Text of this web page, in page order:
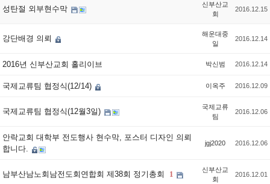
성탄절 외부현수막
신부산교
회
2016.12.15
강단배경 의뢰
해운대중
일
2016.12.14
2016년 신부산교회 홀리이브 박신범 2016.12.14
국제교류팀 협정식(12/14) 이옥주 2016.12.09
국제교류팀 협정식(12월3일)
국제교류
팀
2016.12.06
안락교회 대학부 전도행사 현수막, 포스터 디자인 의뢰
합니다.
jgj2020 2016.12.06
남부산남노회남전도회연합회 제38회 정기총회 1
신부산교
회
2016.12.01